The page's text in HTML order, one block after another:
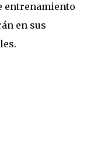
entrenamiento
en sus